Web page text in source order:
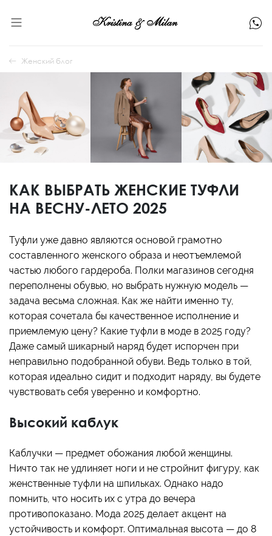
Женский блог
КАК ВЫБРАТЬ ЖЕНСКИЕ ТУФЛИ
НА ВЕСНУ-ЛЕТО 2025
Туфли уже давно являются основой грамотно
составленного женского образа и неотъемлемой
частью любого гардероба. Полки магазинов сегодня
переполнены обувью, но выбрать нужную модель —
задача весьма сложная. Как же найти именно ту,
которая сочетала бы качественное исполнение и
приемлемую цену? Какие туфли в моде в 2025 году?
Даже самый шикарный наряд будет испорчен при
неправильно подобранной обуви. Ведь только в той,
которая идеально сидит и подходит наряду, вы будете
чувствовать себя уверенно и комфортно.
Высокий каблук
Каблучки — предмет обожания любой женщины.
Ничто так не удлиняет ноги и не стройнит фигуру, как
женственные туфли на шпильках. Однако надо
помнить, что носить их с утра до вечера
противопоказано. Мода 2025 делает акцент на
устойчивость и комфорт. Оптимальная высота — до 8